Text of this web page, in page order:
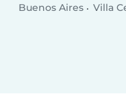
Buenos Aires Villa